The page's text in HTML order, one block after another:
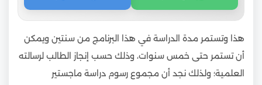
هذا وتستمر مدة الدراسة في هذا البرنامج من سنتين ويمكن
أن تستمر حتى خمس سنوات، وذلك حسب إنجاز الطالب لرسالته
العلمية؛ ولذلك نجد أن مجموع رسوم دراسة ماجستير